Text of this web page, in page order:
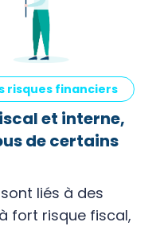
risques financiers
et interne,
de certains
liés à des
fort risque fiscal,